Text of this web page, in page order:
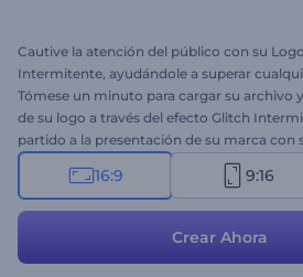
Cautive la atención del público con su
Intermitente, ayudándole a superar
Tómese un minuto para cargar su archivo
de su logo a través del efecto Glitch
partido a la presentación de su marca con
perfecto para introducciones de
videos, anuncios de televisión y mucho
16:9 9:16
Crear Ahora